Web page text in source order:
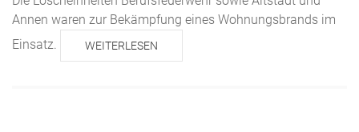
Annen waren zur Bekämpfung eines Wohnungsbrands im
Einsatz.
WEITERLESEN